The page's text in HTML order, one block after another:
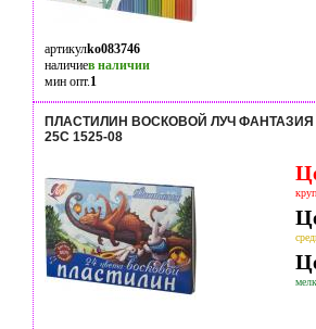
артикулko083746
наличиев наличии
мин опт.1
ПЛАСТИЛИН ВОСКОВОЙ ЛУЧ ФАНТАЗИЯ
25С 1525-08